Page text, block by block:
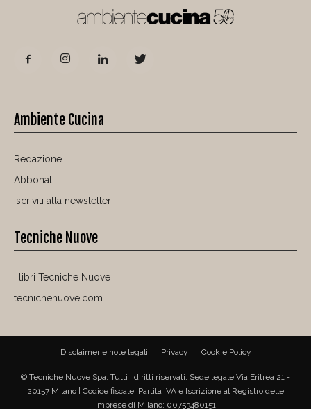
Ambiente Cucina
Redazione
Abbonati
Iscriviti alla newsletter
Tecniche Nuove
I libri Tecniche Nuove
tecnichenuove.com
Disclaimer e note legali Privacy Cookie Policy
© Tecniche Nuove Spa. Tutti i diritti riservati. Sede legale Via Eritrea 21 -
20157 Milano | Codice fiscale, Partita IVA e Iscrizione al Registro delle
imprese di Milano: 00753480151